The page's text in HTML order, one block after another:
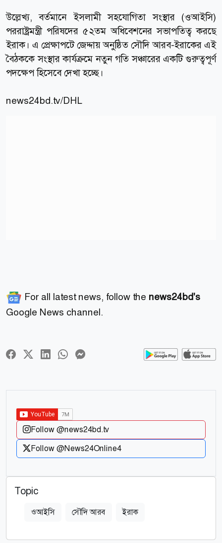
উল্লেখ্য, বর্তমানে ইসলামী সহযোগিতা সংস্থার (ওআইসি)
পররাষ্ট্রমন্ত্রী পরিষদের ৫২তম অধিবেশনের সভাপতিত্ব করছে
ইরাক। এ প্রেক্ষাপটে জেদ্দায় অনুষ্ঠিত সৌদি আরব-ইরাকের এই
বৈঠককে সংস্থার কার্যক্রমে নতুন গতি সঞ্চারের একটি গুরুত্বপূর্ণ
পদক্ষেপ হিসেবে দেখা হচ্ছে।
news24bd.tv/DHL
For all latest news, follow the news24bd's
Google News channel.
Follow @news24bd.tv
Follow @News24Online4
Topic
ওআইসি সৌদি আরব ইরাক